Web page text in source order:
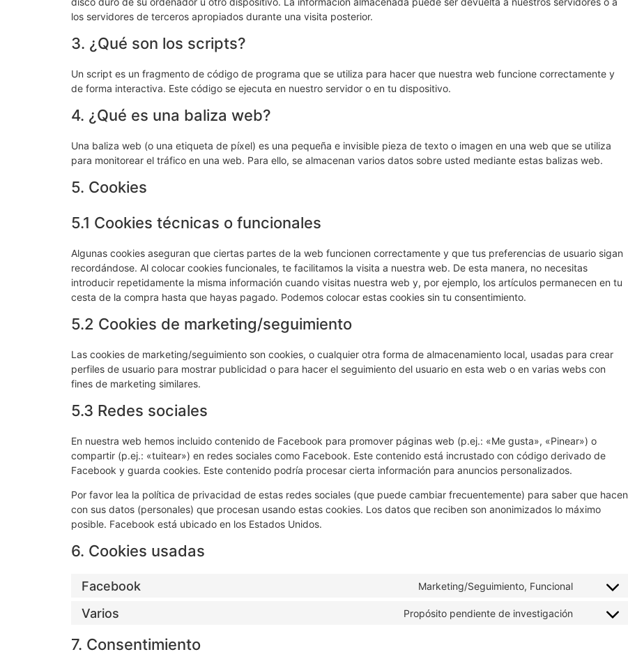
los servidores de terceros apropiados durante una visita posterior.
3. ¿Qué son los scripts?
Un script es un fragmento de código de programa que se utiliza para hacer que nuestra web funcione correctamente y
de forma interactiva. Este código se ejecuta en nuestro servidor o en tu dispositivo.
4. ¿Qué es una baliza web?
Una baliza web (o una etiqueta de píxel) es una pequeña e invisible pieza de texto o imagen en una web que se utiliza
para monitorear el tráfico en una web. Para ello, se almacenan varios datos sobre usted mediante estas balizas web.
5. Cookies
5.1 Cookies técnicas o funcionales
Algunas cookies aseguran que ciertas partes de la web funcionen correctamente y que tus preferencias de usuario sigan
recordándose. Al colocar cookies funcionales, te facilitamos la visita a nuestra web. De esta manera, no necesitas
introducir repetidamente la misma información cuando visitas nuestra web y, por ejemplo, los artículos permanecen en tu
cesta de la compra hasta que hayas pagado. Podemos colocar estas cookies sin tu consentimiento.
5.2 Cookies de marketing/seguimiento
Las cookies de marketing/seguimiento son cookies, o cualquier otra forma de almacenamiento local, usadas para crear
perfiles de usuario para mostrar publicidad o para hacer el seguimiento del usuario en esta web o en varias webs con
fines de marketing similares.
5.3 Redes sociales
En nuestra web hemos incluido contenido de Facebook para promover páginas web (p.ej.: «Me gusta», «Pinear») o
compartir (p.ej.: «tuitear») en redes sociales como Facebook. Este contenido está incrustado con código derivado de
Facebook y guarda cookies. Este contenido podría procesar cierta información para anuncios personalizados.
Por favor lea la política de privacidad de estas redes sociales (que puede cambiar frecuentemente) para saber que hacen
con sus datos (personales) que procesan usando estas cookies. Los datos que reciben son anonimizados lo máximo
posible. Facebook está ubicado en los Estados Unidos.
6. Cookies usadas
Facebook Marketing/Seguimiento, Funcional
Varios Propósito pendiente de investigación
7. Consentimiento